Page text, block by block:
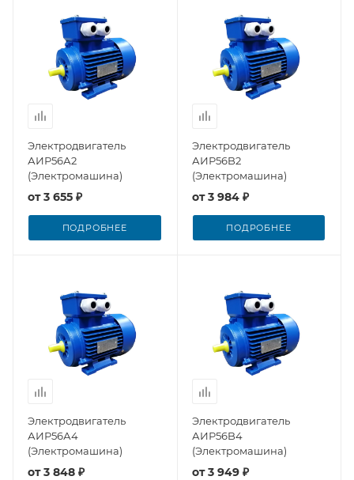
Электродвигатель
АИР56А2
(Электромашина)
от3 655 ₽
ПОДРОБНЕЕ
Электродвигатель
АИР56B2
(Электромашина)
от3 984 ₽
ПОДРОБНЕЕ
Электродвигатель
АИР56А4
(Электромашина)
от3 848 ₽
Электродвигатель
АИР56B4
(Электромашина)
от3 949 ₽